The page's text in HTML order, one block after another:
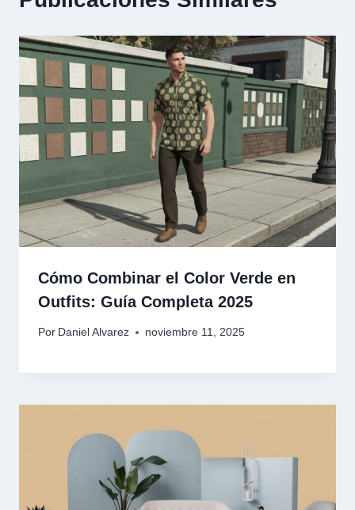
Cómo Combinar el Color Verde en
Outfits: Guía Completa 2025
Por Daniel Alvarez noviembre 11, 2025